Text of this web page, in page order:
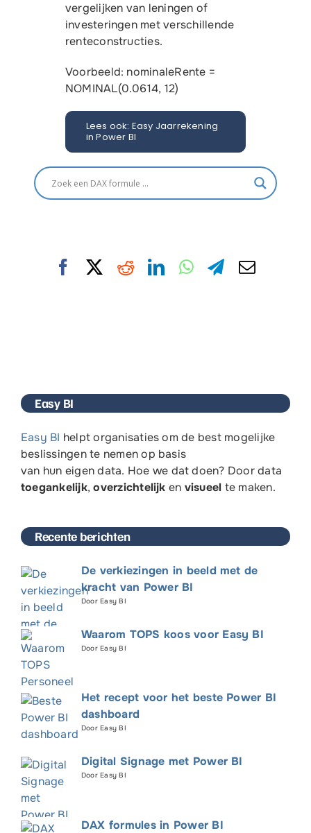
vergelijken van leningen of
investeringen met verschillende
renteconstructies.
Voorbeeld: nominaleRente =
NOMINAL(0.0614, 12)
Lees ook: Easy Jaarrekening
in Power BI
Easy BI
Easy BI helpt organisaties om de best mogelijke
beslissingen te nemen op basis
van hun eigendata. Hoe we dat doen? Door data
toegankelijk,overzichtelijk en visueel te maken.
Recente berichten
De verkiezingen in beeld met de
kracht van Power BI
Door Easy BI
Waarom TOPS koos voor Easy BI
Door Easy BI
Het recept voor het beste Power BI
dashboard
Door Easy BI
Digital Signage met Power BI
Door Easy BI
DAX formules in Power BI